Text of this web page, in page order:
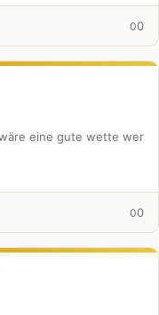
00
eine gute wette wer
00